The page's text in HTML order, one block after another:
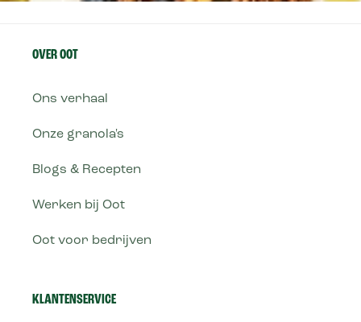
OVER OOT
Ons verhaal
Onze granola's
Blogs & Recepten
Werken bij Oot
Oot voor bedrijven
KLANTENSERVICE